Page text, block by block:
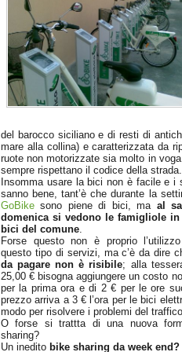
del barocco siciliano e di resti di
mare alla collina) e caratterizzata da
ruote non motorizzate sia molto in
sempre rispettano il codice della strada.
Insomma usare la bici non è facile e i
sanno bene, tant’è che durante la
GoBike sono piene di bici, ma al
domenica si vedono le famigliole
bici del comune.
Forse questo non è proprio
questo tipo di servizi, ma c’è da dire
da pagare non è risibile; alla
25,00 € bisogna aggiungere un costo
per la prima ora e di 2 € per le ore
prezzo arriva a 3 € l’ora per le bici
modo per risolvere i problemi del
O forse si trattta di una nuova
sharing?
Un inedito bike sharing da week end?